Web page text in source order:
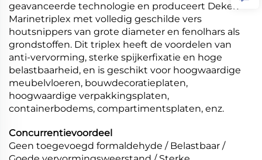
geavanceerde technologie en produceert Dekek-
Marinetriplex met volledig geschilde vers
houtsnippers van grote diameter en fenolhars als
grondstoffen. Dit triplex heeft de voordelen van
anti-vervorming, sterke spijkerfixatie en hoge
belastbaarheid, en is geschikt voor hoogwaardige
meubelvloeren, bouwdecoratieplaten,
hoogwaardige verpakkingsplaten,
containerbodems, compartimentsplaten, enz.
Concurrentievoordeel
Geen toegevoegd formaldehyde / Belastbaar /